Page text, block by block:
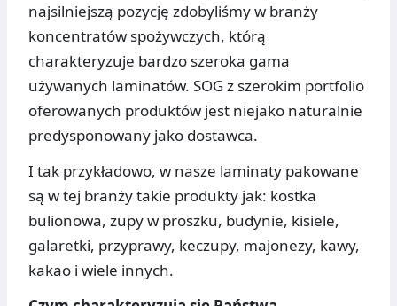
najsilniejszą pozycję zdobyliśmy w branży
koncentratów spożywczych, którą
charakteryzuje bardzo szeroka gama
używanych laminatów. SOG z szerokim portfolio
oferowanych produktów jest niejako naturalnie
predysponowany jako dostawca.
I tak przykładowo, w nasze laminaty pakowane
są w tej branży takie produkty jak: kostka
bulionowa, zupy w proszku, budynie, kisiele,
galaretki, przyprawy, keczupy, majonezy, kawy,
kakao i wiele innych.